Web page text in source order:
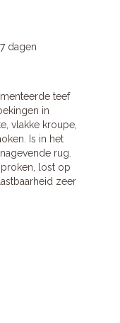
dagen
teef
in
vlakke kroupe,
Is in het
rug.
lost op
zeer